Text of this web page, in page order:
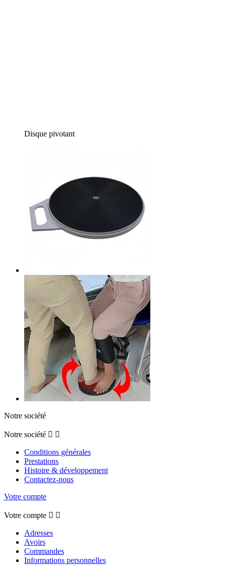
Disque pivotant
Notre société
Notre société  
Conditions générales
Prestations
Histoire & développement
Contactez-nous
Votre compte
Votre compte  
Adresses
Avoirs
Commandes
Informations personnelles